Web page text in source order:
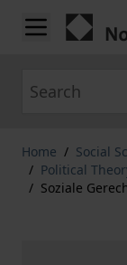
Skip to Content
Home / Social
/ Political
/ Soziale